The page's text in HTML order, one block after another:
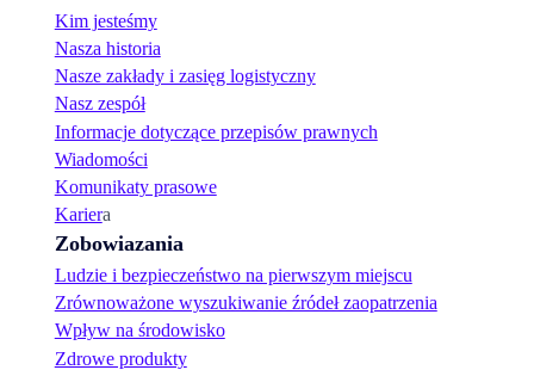
Kim jesteśmy
Nasza historia
Nasze zakłady i zasięg logistyczny
Nasz zespół
Informacje dotyczące przepisów prawnych
Wiadomości
Komunikaty prasowe
Kariera
Zobowiazania
Ludzie i bezpieczeństwo na pierwszym miejscu
Zrównoważone wyszukiwanie źródeł zaopatrzenia
Wpływ na środowisko
Zdrowe produkty